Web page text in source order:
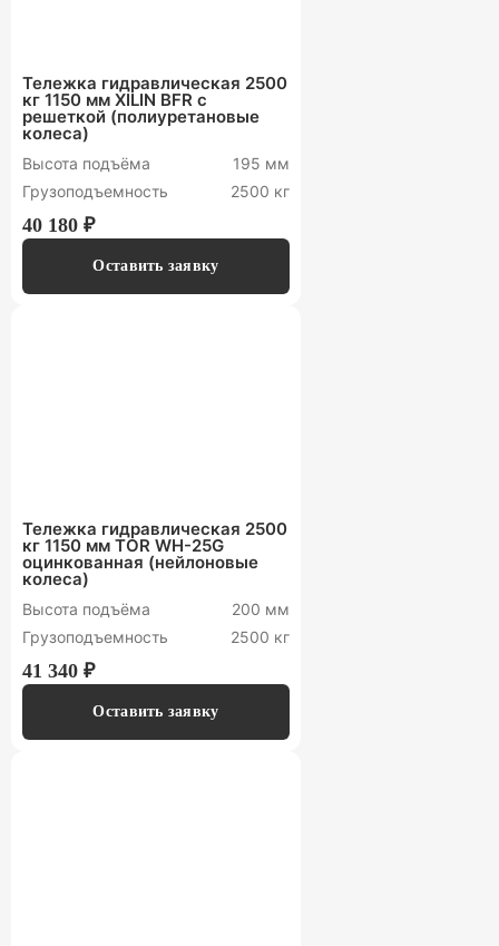
Тележка гидравлическая 2500
кг 1150 мм XILIN BFR с
решеткой (полиуретановые
колеса)
Высота подъёма
195 мм
Грузоподъемность
2500 кг
40 180 ₽
Оставить заявку
Тележка гидравлическая 2500
кг 1150 мм TOR WH-25G
оцинкованная (нейлоновые
колеса)
Высота подъёма
200 мм
Грузоподъемность
2500 кг
41 340 ₽
Оставить заявку